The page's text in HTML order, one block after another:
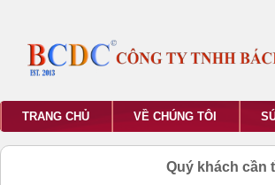
TRANG CHỦ VỀ CHÚNG TÔI
Quý khách cần